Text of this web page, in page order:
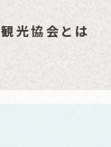
観光協会とは